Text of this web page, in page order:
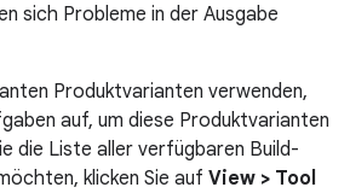
sich Probleme in der Ausgabe
Produktvarianten verwenden,
auf, um diese Produktvarianten
die Liste aller verfügbaren Build-
klicken Sie auf View > Tool